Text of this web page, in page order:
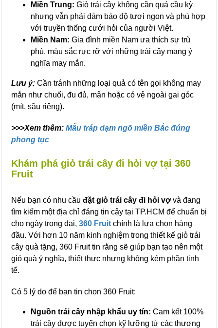
Miền Trung: Giỏ trái cây không cần quá cầu kỳ
nhưng vẫn phải đảm bảo độ tươi ngon và phù hợp
với truyền thống cưới hỏi của người Việt.
Miền Nam: Gia đình miền Nam ưa thích sự trù
phù, màu sắc rực rỡ với những trái cây mang ý
nghĩa may mắn.
Lưu ý: Cần tránh những loại quả có tên gọi không may
mắn như chuối, đu đủ, mận hoặc có vẻ ngoài gai góc
(mít, sầu riêng).
>>>Xem thêm: Mẫu tráp dạm ngõ miền Bắc đúng
phong tục
Khám phá giỏ trái cây đi hỏi vợ tại 360
Fruit
Nếu bạn có nhu cầu đặt giỏ trái cây đi hỏi vợvà đang
tìm kiếm một địa chỉ đáng tin cậy tại TP.HCM để chuẩn bị
cho ngày trọng đại, 360 Fruit chính là lựa chọn hàng
đầu. Với hơn 10 năm kinh nghiệm trong thiết kế giỏ trái
cây quà tặng, 360 Fruit tin rằng sẽ giúp bạn tạo nên một
giỏ quà ý nghĩa, thiết thực nhưng không kém phần tinh
tế.
Có 5 lý do để bạn tin chọn 360 Fruit:
Nguồn trái cây nhập khẩu uy tín: Cam kết 100%
trái cây được tuyển chọn kỹ lưỡng từ các thương